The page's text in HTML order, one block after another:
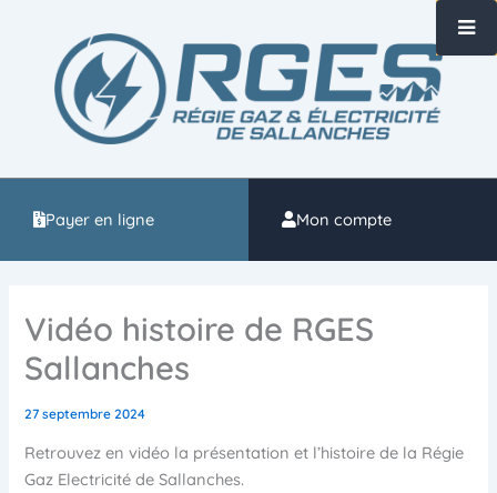
contenu
Payer en ligne Mon compte
Vidéo histoire de RGES
Sallanches
27 septembre 2024
Retrouvez en vidéo la présentation et l’histoire de la Régie
Gaz Electricité de Sallanches.